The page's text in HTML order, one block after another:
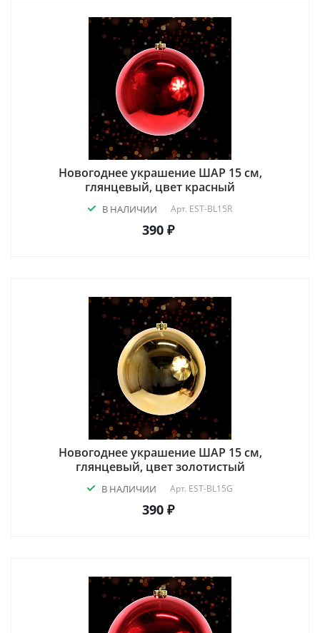
Новогоднее украшение ШАР 15 см,
глянцевый, цвет красный
В НАЛИЧИИ Арт. EST-BL15R
390 ₽
Новогоднее украшение ШАР 15 см,
глянцевый, цвет золотистый
В НАЛИЧИИ Арт. EST-BL15G
390 ₽